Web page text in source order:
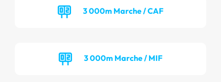
3 000m Marche / CAF
3 000m Marche / MIF